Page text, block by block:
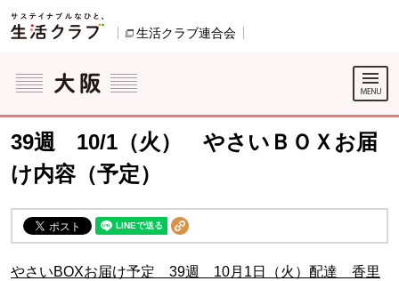
ページの先頭です。
生活クラブ連合会
ここからサイト内共通メニューです。
サイト内共通メニューをスキップする
サイト内共通メニューここまで。
39週 10/1（火） やさいＢＯＸお届
け内容（予定）
やさいBOXお届け予定 39週 10月1日（火）配達 香里